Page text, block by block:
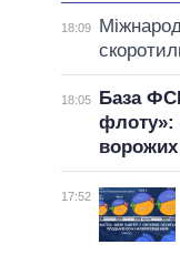
18:09
18:05
База
флоту»:
ворожих
17:52